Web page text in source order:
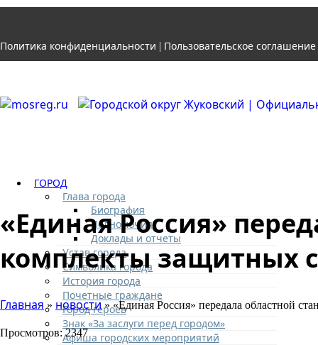
Политика конфиденциальности | Пользовательское соглашение
ГОРОД
Глава города
Биография
Полномочия
Доклады и отчеты
Устав города
Символика города
История города
Почетные граждане
Город героев
Знак «За заслуги перед городом»
Афиша городских мероприятий
«Единая Россия»
комплекты защитных
Главная » новости» «Единая Россия» передала областной
Просмотров: 2347